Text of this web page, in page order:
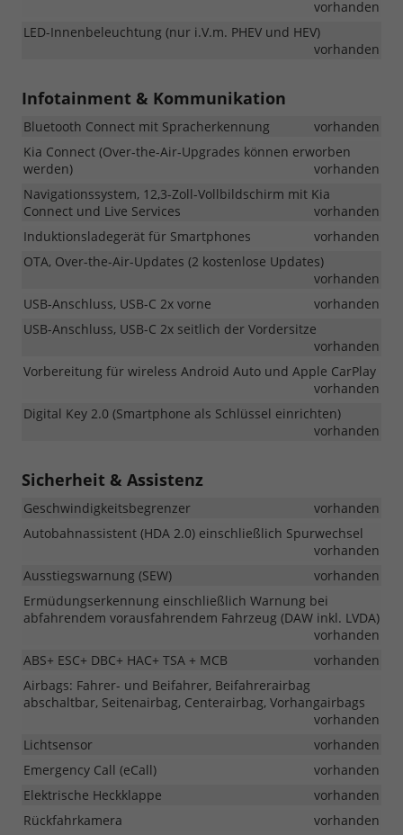
vorhanden
LED-Innenbeleuchtung (nur i.V.m. PHEV und HEV)
vorhanden
Infotainment & Kommunikation
Bluetooth Connect mit Spracherkennung
vorhanden
Kia Connect (Over-the-Air-Upgrades können erworben
werden)
vorhanden
Navigationssystem, 12,3-Zoll-Vollbildschirm mit Kia
Connect und Live Services
vorhanden
Induktionsladegerät für Smartphones
vorhanden
OTA, Over-the-Air-Updates (2 kostenlose Updates)
vorhanden
USB-Anschluss, USB-C 2x vorne
vorhanden
USB-Anschluss, USB-C 2x seitlich der Vordersitze
vorhanden
Vorbereitung für wireless Android Auto und Apple CarPlay
vorhanden
Digital Key 2.0 (Smartphone als Schlüssel einrichten)
vorhanden
Sicherheit & Assistenz
Geschwindigkeitsbegrenzer
vorhanden
Autobahnassistent (HDA 2.0) einschließlich Spurwechsel
vorhanden
Ausstiegswarnung (SEW)
vorhanden
Ermüdungserkennung einschließlich Warnung bei
abfahrendem vorausfahrendem Fahrzeug (DAW inkl. LVDA)
vorhanden
ABS+ ESC+ DBC+ HAC+ TSA + MCB
vorhanden
Airbags: Fahrer- und Beifahrer, Beifahrerairbag
abschaltbar, Seitenairbag, Centerairbag, Vorhangairbags
vorhanden
Lichtsensor
vorhanden
Emergency Call (eCall)
vorhanden
Elektrische Heckklappe
vorhanden
Rückfahrkamera
vorhanden